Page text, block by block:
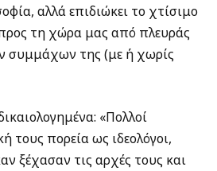
αλλά επιδιώκει το χτίσιμο
τη χώρα μας από πλευράς
συμμάχων της (με ή χωρίς
«Πολλοί
τους πορεία ως ιδεολόγοι,
ξέχασαν τις αρχές τους και